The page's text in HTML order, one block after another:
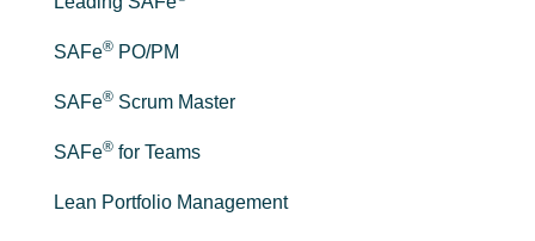
SAFe® PO/PM
SAFe® Scrum Master
SAFe® for Teams
Lean Portfolio Management